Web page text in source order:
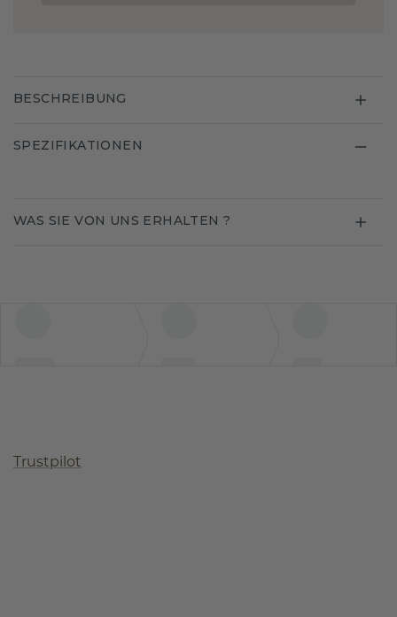
BESCHREIBUNG
SPEZIFIKATIONEN
WAS SIE VON UNS ERHALTEN ?
Trustpilot